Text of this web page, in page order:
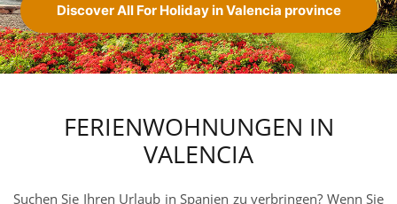
Discover All For Holiday in Valencia province
FERIENWOHNUNGEN IN
VALENCIA
Suchen Sie Ihren Urlaub in Spanien zu verbringen? Wenn Sie